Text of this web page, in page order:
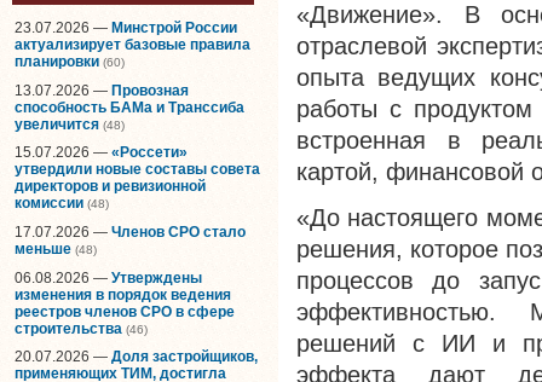
23.07.2026 — Минстрой России
актуализирует базовые правила
планировки (60)
13.07.2026 — Провозная
способность БАМа и Транссиба
увеличится (48)
15.07.2026 — «Россети»
утвердили новые составы совета
директоров и ревизионной
комиссии (48)
17.07.2026 — Членов СРО стало
меньше (48)
06.08.2026 — Утверждены
изменения в порядок ведения
реестров членов СРО в сфере
строительства (46)
20.07.2026 — Доля застройщиков,
применяющих ТИМ, достигла
«Движение». В
отраслевой
опыта ведущих
работы с продуктом
встроенная в
картой, финансовой
«До настоящего
решения, которое
процессов до
эффективностью.
решений с ИИ и
эффекта дают